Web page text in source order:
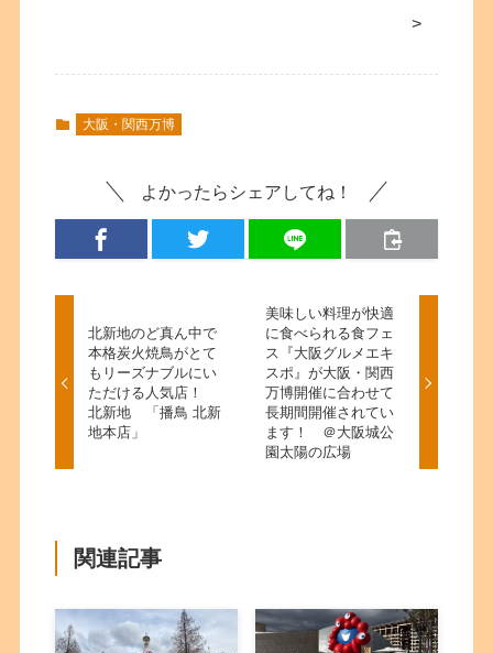
>
大阪・関西万博
よかったらシェアしてね！
北新地のど真ん中で
本格炭火焼鳥がとて
もリーズナブルにい
ただける人気店！
北新地 「播鳥 北新
地本店」
美味しい料理が快適
に食べられる食フェ
ス『大阪グルメエキ
スポ』が大阪・関西
万博開催に合わせて
長期間開催されてい
ます！ ＠大阪城公
園太陽の広場
関連記事